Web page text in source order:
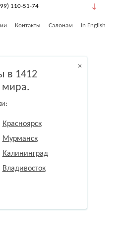
110-51-74
Контакты Салонам In English
×
в 1412
мира.
Красноярск
Мурманск
Калининград
Владивосток